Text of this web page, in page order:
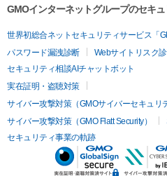
GMOインターネットグループのセキ
世界初総合ネットセキュリティサービス「
パスワード漏洩診断
Webサイトリスク
セキュリティ相談AIチャットボット
実在証明・盗聴対策
サイバー攻撃対策（GMOサイバーセキュリ
サイバー攻撃対策（GMO Flatt Security）
セキュリティ事業の軌跡